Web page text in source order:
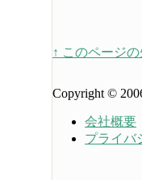
↑ このページ
Copyright ©
会社概要
プライバ